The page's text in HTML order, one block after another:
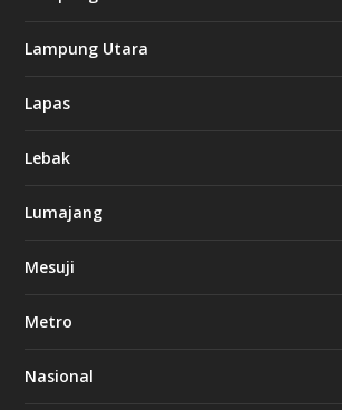
Lampung Utara
Lapas
Lebak
Lumajang
Mesuji
Metro
Nasional